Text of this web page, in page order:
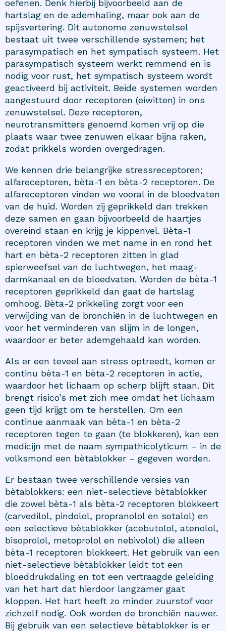
oefenen. Denk hierbij bijvoorbeeld aan de
hartslag en de ademhaling, maar ook aan de
spijsvertering. Dit autonome zenuwstelsel
bestaat uit twee verschillende systemen; het
parasympatisch en het sympatisch systeem. Het
parasympatisch systeem werkt remmend en is
nodig voor rust, het sympatisch systeem wordt
geactiveerd bij activiteit. Beide systemen worden
aangestuurd door receptoren (eiwitten) in ons
zenuwstelsel. Deze receptoren,
neurotransmitters genoemd komen vrij op die
plaats waar twee zenuwen elkaar bijna raken,
zodat prikkels worden overgedragen.
We kennen drie belangrijke stressreceptoren;
alfareceptoren, bèta-1 en bèta-2 receptoren. De
alfareceptoren vinden we vooral in de bloedvaten
van de huid. Worden zij geprikkeld dan trekken
deze samen en gaan bijvoorbeeld de haartjes
overeind staan en krijg je kippenvel. Bèta-1
receptoren vinden we met name in en rond het
hart en bèta-2 receptoren zitten in glad
spierweefsel van de luchtwegen, het maag-
darmkanaal en de bloedvaten. Worden de bèta-1
receptoren geprikkeld dan gaat de hartslag
omhoog. Bèta-2 prikkeling zorgt voor een
verwijding van de bronchiën in de luchtwegen en
voor het verminderen van slijm in de longen,
waardoor er beter ademgehaald kan worden.
Als er een teveel aan stress optreedt, komen er
continu bèta-1 en bèta-2 receptoren in actie,
waardoor het lichaam op scherp blijft staan. Dit
brengt risico’s met zich mee omdat het lichaam
geen tijd krijgt om te herstellen. Om een
continue aanmaak van bèta-1 en bèta-2
receptoren tegen te gaan (te blokkeren), kan een
medicijn met de naam sympathicolyticum – in de
volksmond een bètablokker – gegeven worden.
Er bestaan twee verschillende versies van
bètablokkers: een niet-selectieve bètablokker
die zowel bèta-1 als bèta-2 receptoren blokkeert
(carvedilol, pindolol, propranolol en sotalol) en
een selectieve bètablokker (acebutolol, atenolol,
bisoprolol, metoprolol en nebivolol) die alleen
bèta-1 receptoren blokkeert. Het gebruik van een
niet-selectieve bètablokker leidt tot een
bloeddrukdaling en tot een vertraagde geleiding
van het hart dat hierdoor langzamer gaat
kloppen. Het hart heeft zo minder zuurstof voor
zichzelf nodig. Ook worden de bronchiën nauwer.
Bij gebruik van een selectieve bètablokker is er